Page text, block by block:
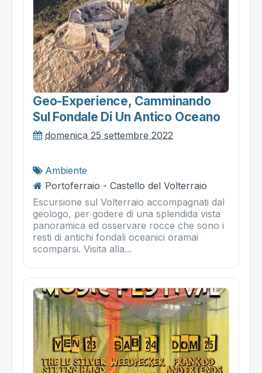
Geo-Experience, Camminando
Sul Fondale Di Un Antico Oceano
domenica 25 settembre 2022
Ambiente
Portoferraio - Castello del Volterraio
Escursione sul Volterraio accompagnati dal
geologo, per godere di una splendida vista
panoramica ed osservare rocce che sono i
resti di antichi fondali oceanici oramai
scomparsi. Visita alla...